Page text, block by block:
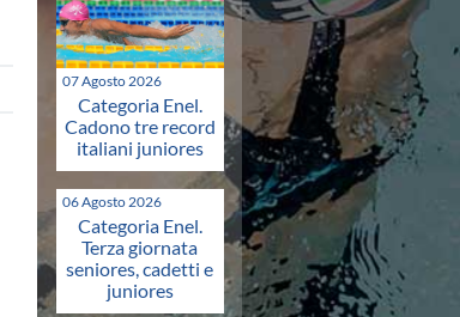
07 Agosto 2026
Categoria Enel.
Cadono tre record
italiani juniores
06 Agosto 2026
Categoria Enel.
Terza giornata
seniores, cadetti e
juniores